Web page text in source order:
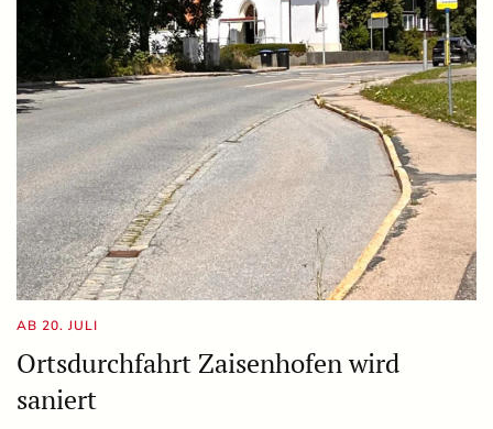
AB 20. JULI
Ortsdurchfahrt Zaisenhofen wird
saniert